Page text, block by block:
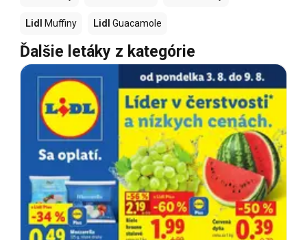
Lidl Muffiny Lidl Guacamole
Ďalšie letáky z kategórie